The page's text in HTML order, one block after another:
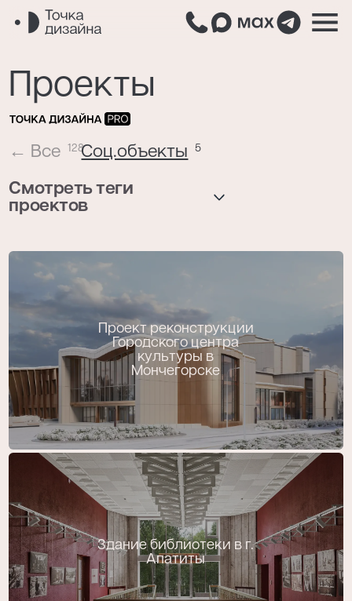
Проекты
← Все 128Соц.объекты 5
Смотреть теги
проектов
Проект реконструкции
Городского центра
культуры в
Мончегорске
Здание библиотеки в г.
Апатиты